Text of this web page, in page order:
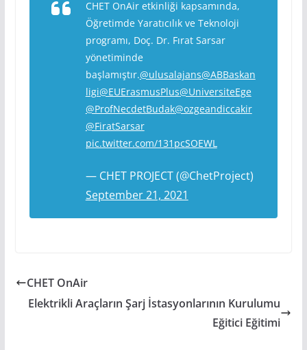
CHET OnAir etkinliği kapsamında,
Öğretimde Yaratıcılık ve Teknoloji
programı, Doç. Dr. Fırat Sarsar
yönetiminde
başlamıştır.@ulusalajans@ABBaskan
ligi@EUErasmusPlus@UniversiteEge
@ProfNecdetBudak@ozgeandiccakir
@FiratSarsar
pic.twitter.com/131pcSOEWL
— CHET PROJECT (@ChetProject)
September 21, 2021
CHET OnAir
Elektrikli Araçların Şarj İstasyonlarının Kurulumu
Eğitici Eğitimi